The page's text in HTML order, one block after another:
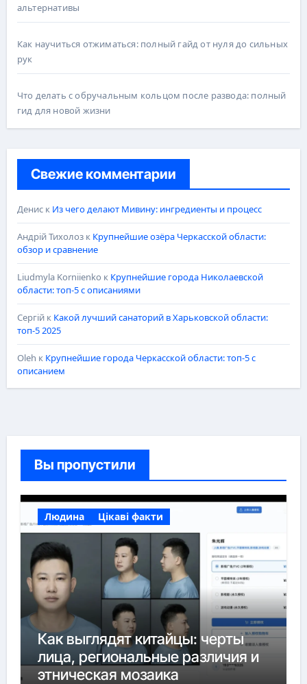
альтернативы
Как научиться отжиматься: полный гайд от нуля до сильных
рук
Что делать с обручальным кольцом после развода: полный
гид для новой жизни
Свежие комментарии
Дениск Из чего делают Мивину: ингредиенты и процесс
Андрій Тихолозк Крупнейшие озёра Черкасской области:
обзор и сравнение
Liudmyla Korniienko к Крупнейшие города Николаевской
области: топ-5 с описаниями
Сергійк Какой лучший санаторий в Харьковской области:
топ-5 2025
Oleh к Крупнейшие города Черкасской области: топ-5 с
описанием
Вы пропустили
Людина Цікаві факти
Как выглядят китайцы: черты
лица, региональные различия и
этническая мозаика